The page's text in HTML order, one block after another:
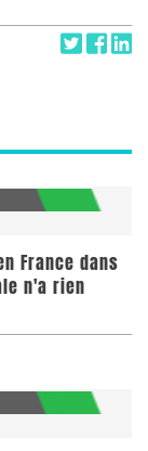
France dans
n'a rien